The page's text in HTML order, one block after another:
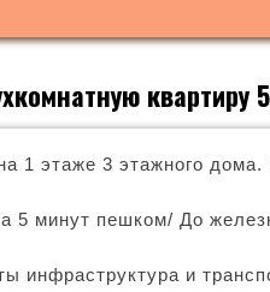
квартиру
1 этаже 3 этажного
5 минут пешком/ До
инфраструктура и